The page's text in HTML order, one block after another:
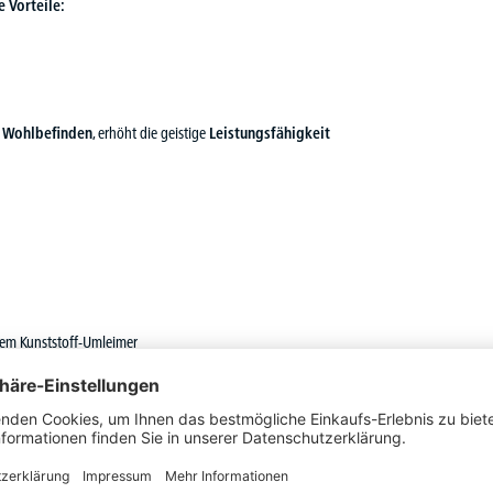
Vorteile:
, erhöht die geistige Leistungsfähigkeit
Kunststoff-Umleimer
in Alusilber RAL 9006, Weiß RAL 9016 oder